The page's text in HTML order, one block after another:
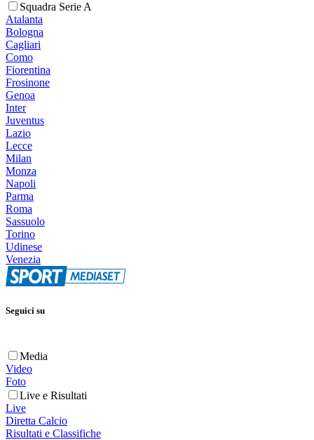
Squadra Serie A
Atalanta
Bologna
Cagliari
Como
Fiorentina
Frosinone
Genoa
Inter
Juventus
Lazio
Lecce
Milan
Monza
Napoli
Parma
Roma
Sassuolo
Torino
Udinese
Venezia
Seguici su
Media
Video
Foto
Live e Risultati
Live
Diretta Calcio
Risultati e Classifiche